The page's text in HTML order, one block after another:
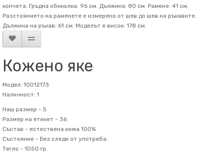
копчета. Гръдна обиколка: 96 см. Дължина: 80 см. Рамене: 41 см.
Разстоянието на раменете е измерено от шев до шев на ръкавите.
Дължина на ръкав: 61 см. Mоделът е висок: 178 см.
Кожено яке
Модел: 10012173
Наличност: 1
Наш размер - S
Размер на етикет - 36
Състав - естествена кожа 100%
Състояние - Без следи от употреба.
Тегло - 1050 гр.